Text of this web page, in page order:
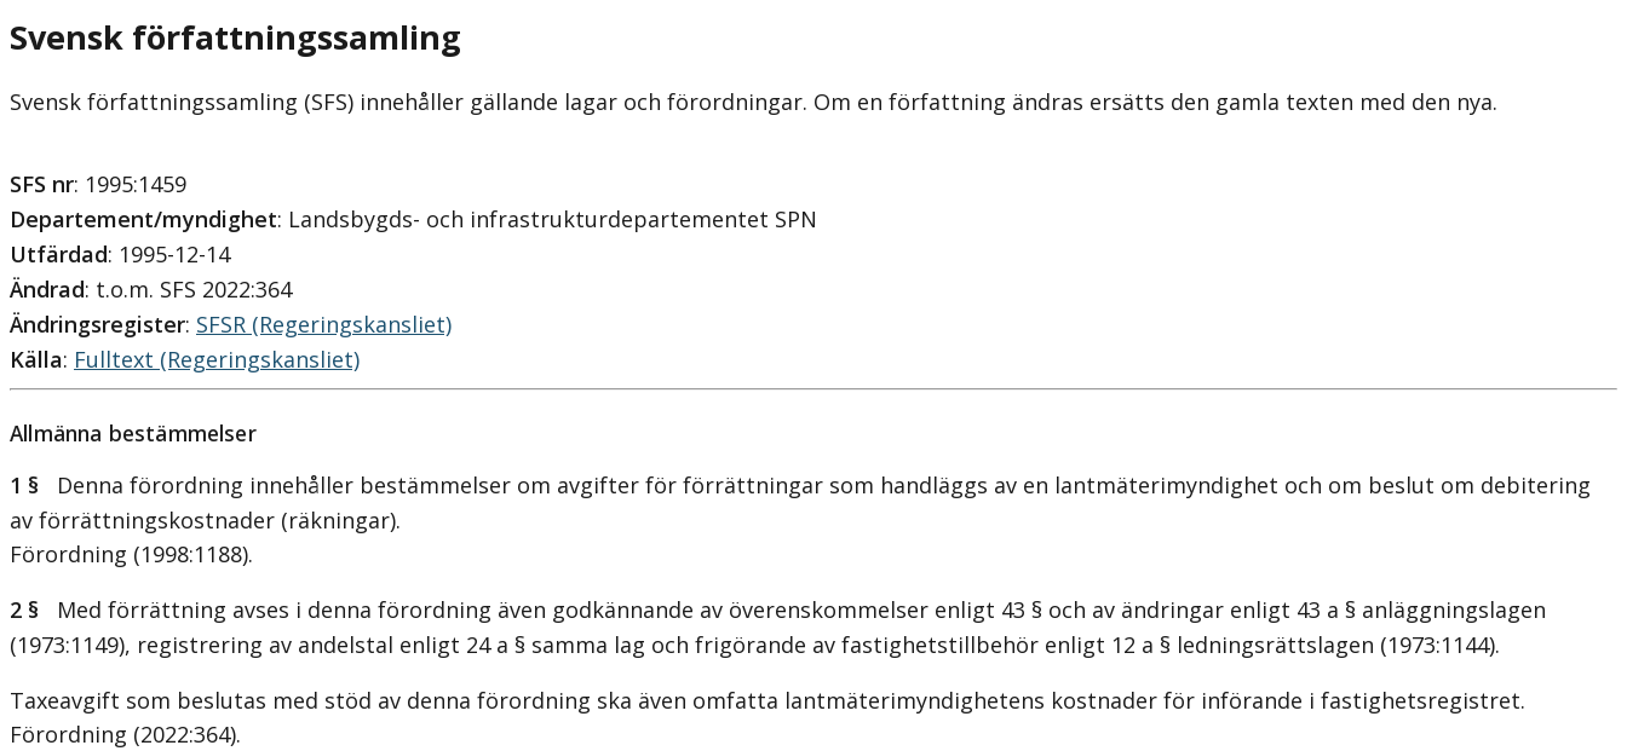
Svensk författningssamling
Svensk författningssamling (SFS) innehåller gällande lagar och förordningar. Om en författning ändras ersätts den gamla texten med den nya.
SFS nr: 1995:1459
Departement/myndighet: Landsbygds- och infrastrukturdepartementet SPN
Utfärdad: 1995-12-14
Ändrad: t.o.m. SFS 2022:364
Ändringsregister: SFSR (Regeringskansliet)
Källa: Fulltext (Regeringskansliet)
Allmänna bestämmelser
1 § Denna förordning innehåller bestämmelser om avgifter för förrättningar som handläggs av en lantmäterimyndighet och om beslut om debitering
av förrättningskostnader (räkningar).
Förordning (1998:1188).
2 § Med förrättning avses i denna förordning även godkännande av överenskommelser enligt 43 § och av ändringar enligt 43 a § anläggningslagen
(1973:1149), registrering av andelstal enligt 24 a § samma lag och frigörande av fastighetstillbehör enligt 12 a § ledningsrättslagen (1973:1144).
Taxeavgift som beslutas med stöd av denna förordning ska även omfatta lantmäterimyndighetens kostnader för införande i fastighetsregistret.
Förordning (2022:364).